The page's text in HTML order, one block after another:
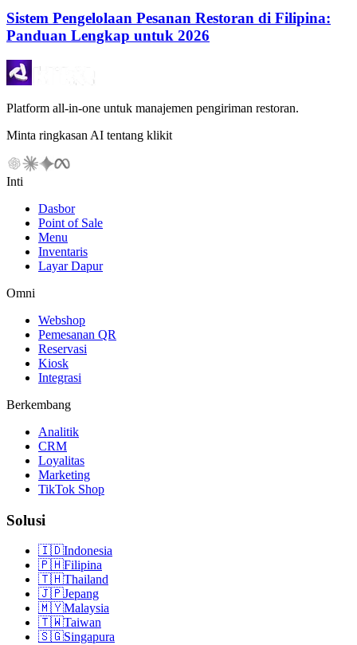
Sistem Pengelolaan Pesanan Restoran di Filipina:
Panduan Lengkap untuk 2026
Platform all-in-one untuk manajemen pengiriman restoran.
Minta ringkasan AI tentang klikit
Inti
Dasbor
Point of Sale
Menu
Inventaris
Layar Dapur
Omni
Webshop
Pemesanan QR
Reservasi
Kiosk
Integrasi
Berkembang
Analitik
CRM
Loyalitas
Marketing
TikTok Shop
Solusi
🇮🇩Indonesia
🇵🇭Filipina
🇹🇭Thailand
🇯🇵Jepang
🇲🇾Malaysia
🇹🇼Taiwan
🇸🇬Singapura